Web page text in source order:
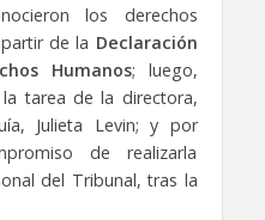
los derechos
de la Declaración
Humanos; luego,
tarea de la directora,
Julieta Levin; y por
de realizarla
del Tribunal, tras la